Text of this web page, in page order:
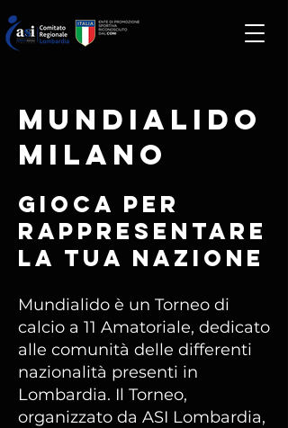
MUNDIALIDO
MILANO
Gioca per
rappresentare
la tua nazione
Mundialido è un Torneo di
calcio a 11 Amatoriale, dedicato
alle comunità delle differenti
nazionalità presenti in
Lombardia. Il Torneo,
organizzato da ASI Lombardia,